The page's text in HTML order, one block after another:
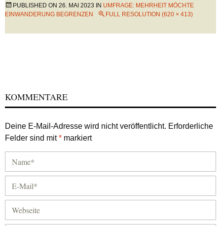
PUBLISHED ON 26. MAI 2023 IN UMFRAGE: MEHRHEIT MÖCHTE
EINWANDERUNG BEGRENZEN
FULL RESOLUTION (620 × 413)
KOMMENTARE
Deine E-Mail-Adresse wird nicht veröffentlicht. Erforderliche
Felder sind mit* markiert